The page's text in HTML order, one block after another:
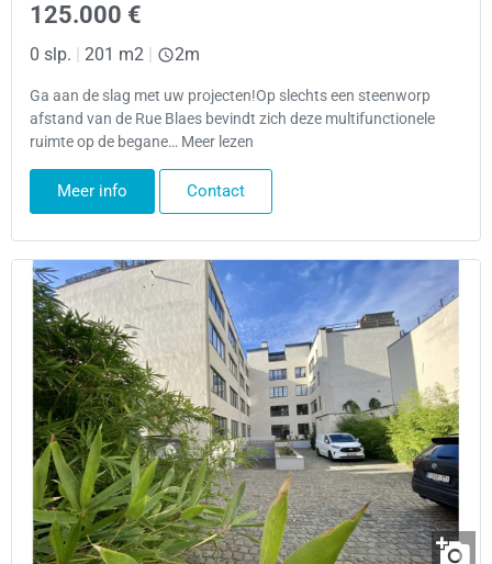
125.000 €
0 slp. 201 m2 2m
Ga aan de slag met uw projecten!Op slechts een steenworp
afstand van de Rue Blaes bevindt zich deze multifunctionele
ruimte op de begane… Meer lezen
Meer info Contact